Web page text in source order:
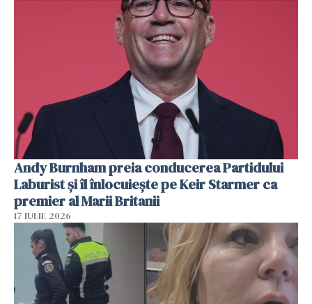
Andy Burnham preia conducerea Partidului
Laburist și îl înlocuiește pe Keir Starmer ca
premier al Marii Britanii
17 IULIE 2026